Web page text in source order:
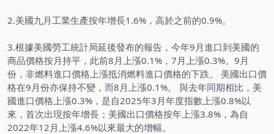
2.美國九月工業生產按年增長1.6% ，高於之前的0.9%。
3.根據美國勞工統計局延後發布的報告，今年9 月進口到美國的
商品價格按月持平，此前8 月上漲0.1% ， 7 月上漲0.3%。 9 月
份，非燃料進口價格上漲抵消燃料進口價格的下跌。 美國出口價
格在9 月份亦保持不變，而8 月上漲0.1%。 與去年同期相比，美
國進口價格上漲0.3% ，是自2025年3 月年度指數上漲0.8%以
來，首次出現按年增長；美國出口價格按年上漲3.8% ，為自
2022年12 月上漲4.6%以來最大的增幅。